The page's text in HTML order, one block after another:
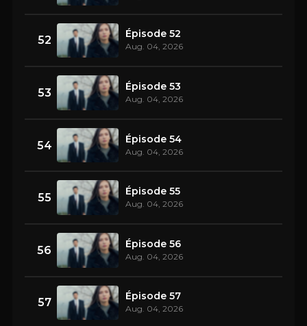
52 Épisode 52
Aug. 04, 2026
53 Épisode 53
Aug. 04, 2026
54 Épisode 54
Aug. 04, 2026
55 Épisode 55
Aug. 04, 2026
56 Épisode 56
Aug. 04, 2026
57 Épisode 57
Aug. 04, 2026